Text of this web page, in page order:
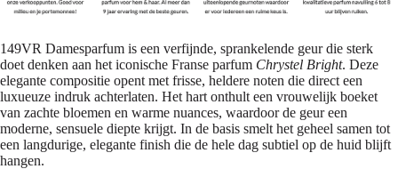
149VR Damesparfum is een verfijnde, sprankelende geur die sterk
doet denken aan het iconische Franse parfum Chrystel Bright. Deze
elegante compositie opent met frisse, heldere noten die direct een
luxueuze indruk achterlaten. Het hart onthult een vrouwelijk boeket
van zachte bloemen en warme nuances, waardoor de geur een
moderne, sensuele diepte krijgt. In de basis smelt het geheel samen tot
een langdurige, elegante finish die de hele dag subtiel op de huid blijft
hangen.